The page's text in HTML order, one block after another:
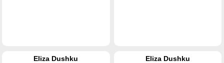
Eliza Dushku Eliza Dushku